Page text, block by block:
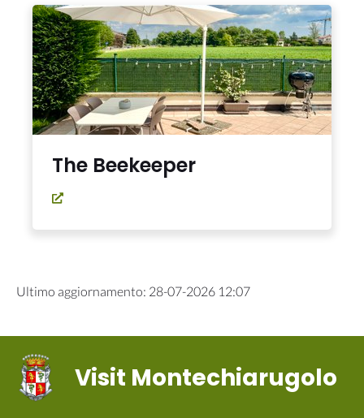
The Beekeeper
Ultimo aggiornamento: 28-07-2026 12:07
Visit Montechiarugolo